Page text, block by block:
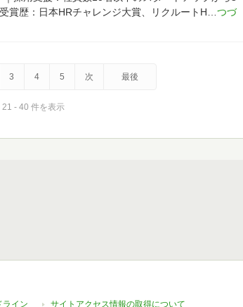
賞歴：日本HRチャレンジ大賞、リクルートH
3 4 5 次 最後
- 40 件を表示
ライン サイトアクセス情報の取得について